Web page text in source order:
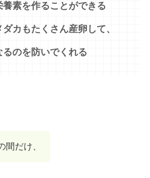
養素を作ることができる
ダカもたくさん産卵して、
るのを防いでくれる
間だけ、